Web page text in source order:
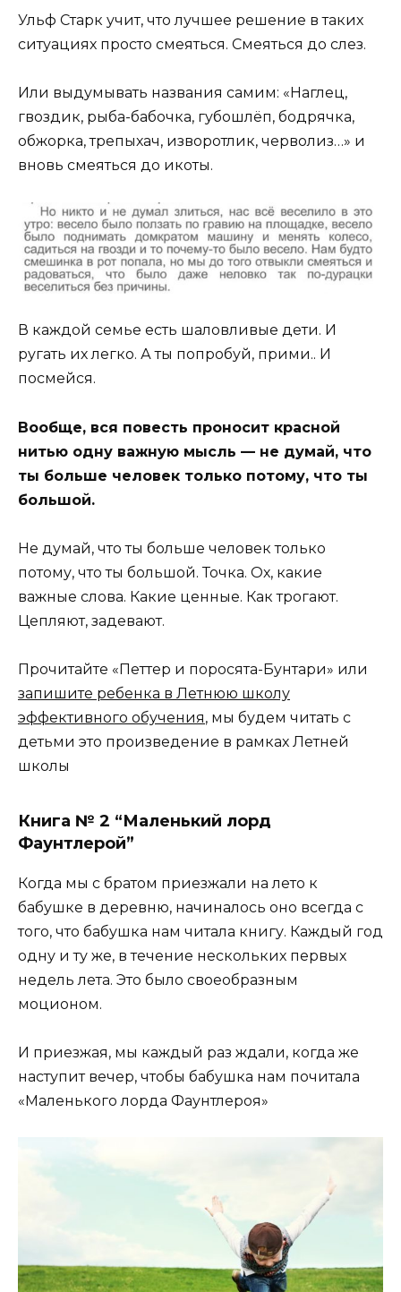
Ульф Старк учит, что лучшее решение в таких
ситуациях просто смеяться. Смеяться до слез.
Или выдумывать названия самим: «Наглец,
гвоздик, рыба-бабочка, губошлёп, бодрячка,
обжорка, трепыхач, изворотлик, черволиз…» и
вновь смеяться до икоты.
В каждой семье есть шаловливые дети. И
ругать их легко. А ты попробуй, прими.. И
посмейся.
Вообще, вся повесть проносит красной
нитью одну важную мысль — не думай, что
ты больше человек только потому, что ты
большой.
Не думай, что ты больше человек только
потому, что ты большой. Точка. Ох, какие
важные слова. Какие ценные. Как трогают.
Цепляют, задевают.
Прочитайте «Петтер и поросята-Бунтари» или
запишите ребенка в Летнюю школу
эффективного обучения, мы будем читать с
детьми это произведение в рамках Летней
школы
Книга № 2 “Маленький лорд
Фаунтлерой”
Когда мы с братом приезжали на лето к
бабушке в деревню, начиналось оно всегда с
того, что бабушка нам читала книгу. Каждый год
одну и ту же, в течение нескольких первых
недель лета. Это было своеобразным
моционом.
И приезжая, мы каждый раз ждали, когда же
наступит вечер, чтобы бабушка нам почитала
«Маленького лорда Фаунтлероя»